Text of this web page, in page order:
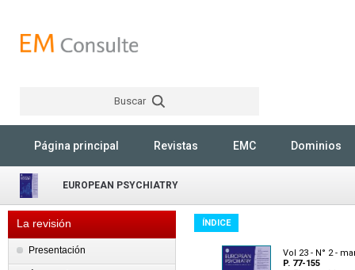
Buscar
Página principal Revistas EMC Dominios
EUROPEAN PSYCHIATRY
La revisión
Presentación
ÍNDICE
Vol 23 - N° 2 -
P. 77-155